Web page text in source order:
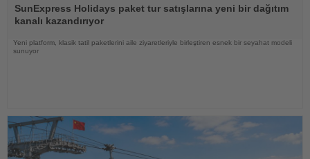
Oku
SunExpress Holidays paket tur satışlarına yeni bir dağıtım
kanalı kazandırıyor
Yeni platform, klasik tatil paketlerini aile ziyaretleriyle birleştiren esnek bir seyahat modeli
sunuyor